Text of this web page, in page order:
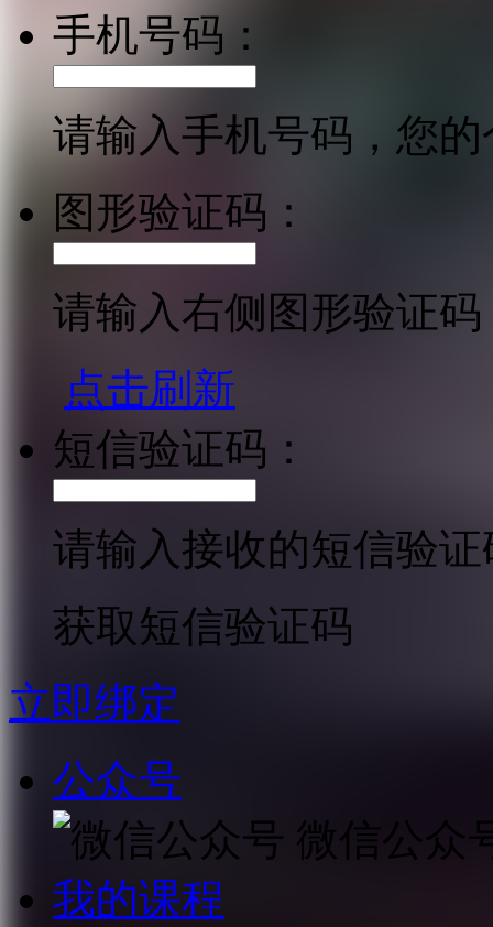
手机号码：
请输入手机号码，您
图形验证码：
请输入右侧图形验证码
点击刷新
短信验证码：
请输入接收的短信验证
获取短信验证码
立即绑定
公众号
微信公众
我的课程